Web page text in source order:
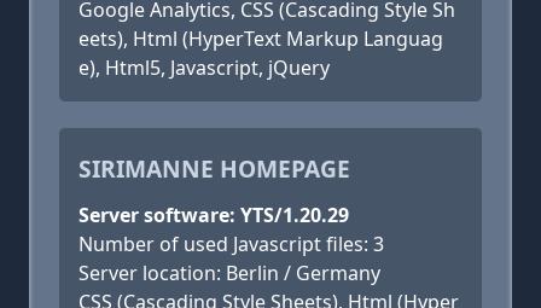
Google Analytics, CSS (Cascading Style Sh
eets), Html (HyperText Markup Languag
e), Html5, Javascript, jQuery
SIRIMANNE HOMEPAGE
Server software: YTS/1.20.29
Number of used Javascript files: 3
Server location: Berlin / Germany
CSS (Cascading Style Sheets), Html (Hyper